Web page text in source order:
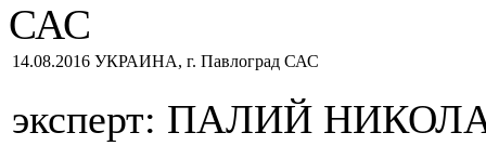
САС
14.08.2016 УКРАИНА, г. Павлоград САС
эксперт: ПАЛИЙ